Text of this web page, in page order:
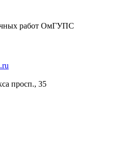
работ ОмГУПС
просп., 35